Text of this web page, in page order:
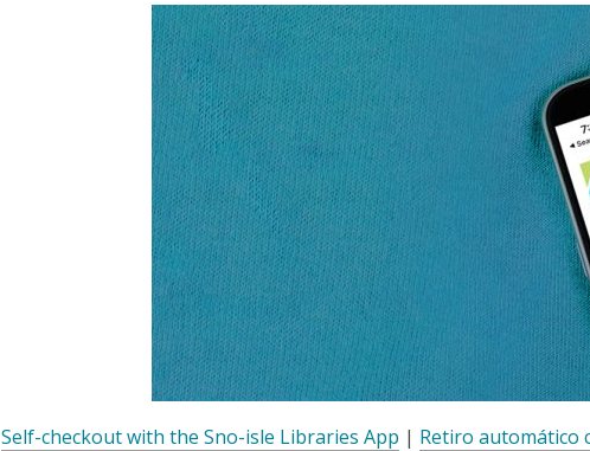
Self-checkout with the Sno-isle Libraries App | Retiro automático